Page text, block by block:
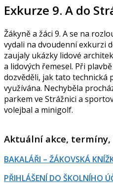
Exkurze 9. A do
Žákyně a žáci 9. A se na
vydali na dvoudenní exkurzi
zaujaly ukázky lidové
a lidových řemesel. Při
dozvěděli, jak tato technická
využívána. Nechyběla
parkem ve Strážnici a
volejbal a minigolf.
Aktuální akce,
BAKALÁŘI – ŽÁKOVSKÁ
PŘIHLÁŠENÍ DO ŠKOLNÍHO